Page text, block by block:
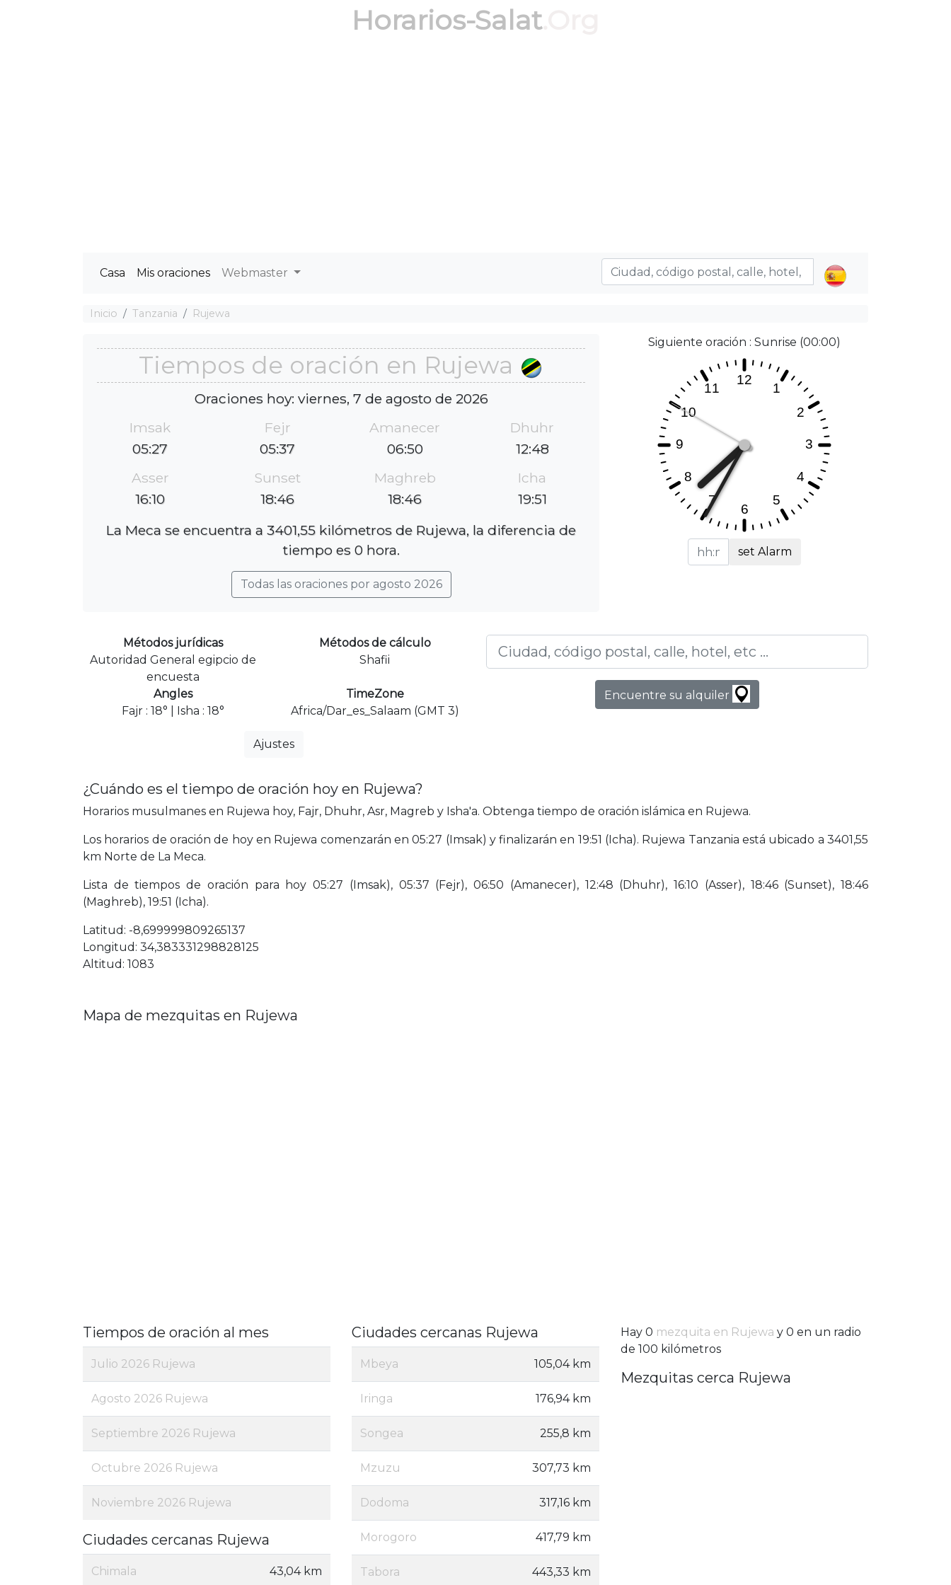
Horarios-Salat.Org
Casa Mis oraciones Webmaster
Inicio Tanzania Rujewa
Tiempos de oración en Rujewa
Oraciones hoy: viernes, 7 de agosto de 2026
Imsak
05:27
Fejr
05:37
Amanecer
06:50
Dhuhr
12:48
Asser
16:10
Sunset
18:46
Maghreb
18:46
Icha
19:51
La Meca se encuentra a 3401,55 kilómetros de Rujewa, la diferencia de
tiempo es 0 hora.
Todas las oraciones por agosto 2026
Siguiente oración : Sunrise (00:00)
set Alarm
Métodos jurídicas
Autoridad General egipcio de
encuesta
Métodos de cálculo
Shafii
Angles
Fajr : 18° | Isha : 18°
TimeZone
Africa/Dar_es_Salaam (GMT 3)
Ajustes
Encuentre su alquiler
¿Cuándo es el tiempo de oración hoy en Rujewa?
Horarios musulmanes en Rujewa hoy, Fajr, Dhuhr, Asr, Magreb y Isha'a. Obtenga tiempo de oración islámica en Rujewa.
Los horarios de oración de hoy en Rujewa comenzarán en 05:27 (Imsak) y finalizarán en 19:51 (Icha). Rujewa Tanzania está ubicado a 3401,55
km Norte de La Meca.
Lista de tiempos de oración para hoy 05:27 (Imsak), 05:37 (Fejr), 06:50 (Amanecer), 12:48 (Dhuhr), 16:10 (Asser), 18:46 (Sunset), 18:46
(Maghreb), 19:51 (Icha).
Latitud: -8,699999809265137
Longitud: 34,383331298828125
Altitud: 1083
Mapa de mezquitas en Rujewa
Tiempos de oración al mes
Julio 2026 Rujewa
Agosto 2026 Rujewa
Septiembre 2026 Rujewa
Octubre 2026 Rujewa
Noviembre 2026 Rujewa
Ciudades cercanas Rujewa
Chimala 43,04 km
Ciudades cercanas Rujewa
Mbeya 105,04 km
Iringa 176,94 km
Songea 255,8 km
Mzuzu 307,73 km
Dodoma 317,16 km
Morogoro 417,79 km
Tabora 443,33 km
Hay 0 mezquita en Rujewa y 0 en un radio
de 100 kilómetros
Mezquitas cerca Rujewa